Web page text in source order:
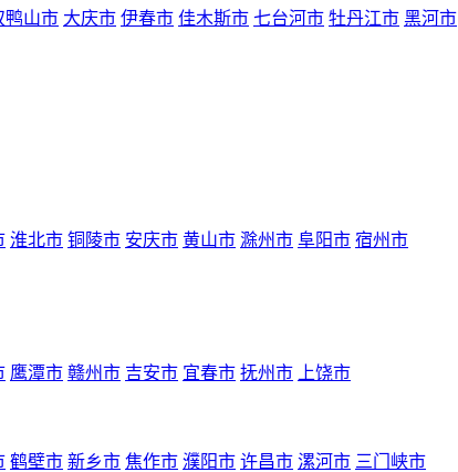
鸭山市 大庆市 伊春市 佳木斯市 七台河市 牡丹江市 黑河市
淮北市 铜陵市 安庆市 黄山市 滁州市 阜阳市 宿州市
鹰潭市 赣州市 吉安市 宜春市 抚州市 上饶市
鹤壁市 新乡市 焦作市 濮阳市 许昌市 漯河市 三门峡市